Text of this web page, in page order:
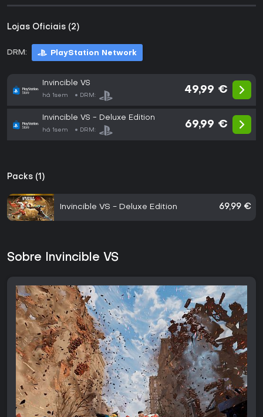
Lojas Oficiais (2)
DRM: PlayStation Network
Invincible VS
há 1sem DRM:
49,99 €
Invincible VS - Deluxe Edition
há 1sem DRM:
69,99 €
Packs (1)
Invincible VS - Deluxe Edition 69,99 €
Sobre Invincible VS